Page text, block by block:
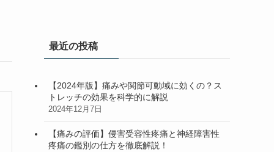
最近の投稿
【2024年版】痛みや関節可動域に効くの？ス
トレッチの効果を科学的に解説
2024年12月7日
【痛みの評価】侵害受容性疼痛と神経障害性
疼痛の鑑別の仕方を徹底解説！